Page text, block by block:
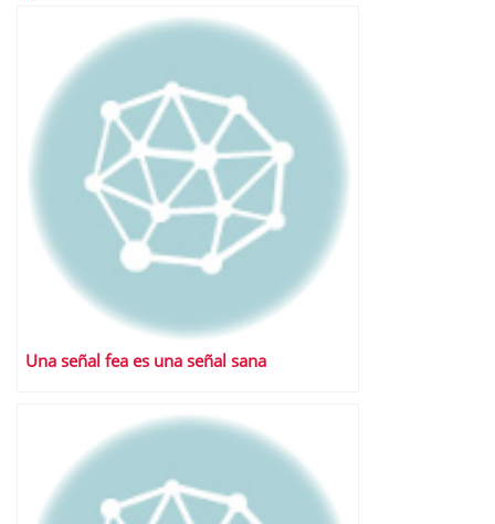
Una señal fea es una señal sana